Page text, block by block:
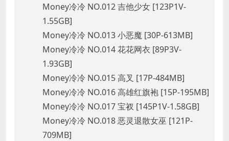
Money冷冷 NO.012 吉他少女 [123P1V-
1.55GB]
Money冷冷 NO.013 小恶魔 [30P-613MB]
Money冷冷 NO.014 花花网衣 [89P3V-
1.93GB]
Money冷冷 NO.015 高叉 [17P-484MB]
Money冷冷 NO.016 高雄红旗袍 [15P-195MB]
Money冷冷 NO.017 宝衩 [145P1V-1.58GB]
Money冷冷 NO.018 恶灵退散女巫 [121P-
709MB]